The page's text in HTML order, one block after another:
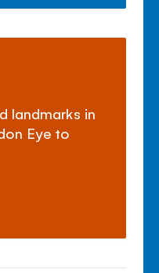
landmarks in
Eye to